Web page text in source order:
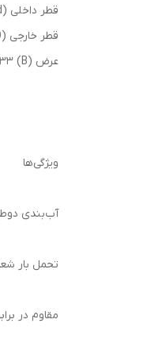
قطر داخلی (d) 80
قطر خارجی (D) 140
عرض (B) 33
ویژگی‌ها
آب‌بندی
تحمل بار
مقاوم در